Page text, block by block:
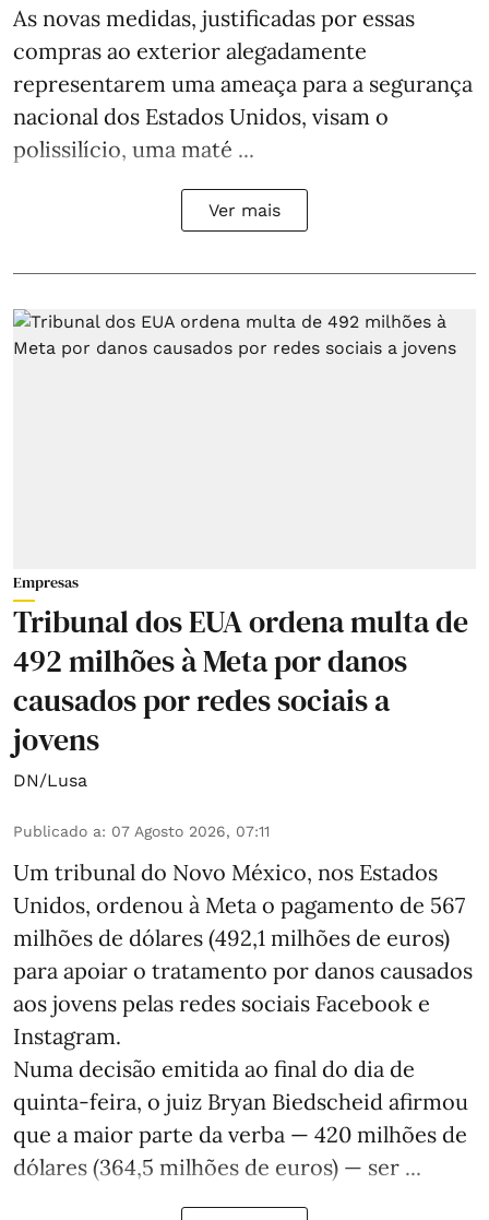
As novas medidas, justificadas por essas
compras ao exterior alegadamente
representarem uma ameaça para a segurança
nacional dos Estados Unidos, visam o
polissilício, uma maté ...
Ver mais
Empresas
Tribunal dos EUA ordena multa de
492 milhões à Meta por danos
causados por redes sociais a
jovens
DN/Lusa
Publicado a: 07 Agosto 2026, 07:11
Um tribunal do Novo México, nos Estados
Unidos, ordenou à Meta o pagamento de 567
milhões de dólares (492,1 milhões de euros)
para apoiar o tratamento por danos causados
aos jovens pelas redes sociais Facebook e
Instagram.
Numa decisão emitida ao final do dia de
quinta-feira, o juiz Bryan Biedscheid afirmou
que a maior parte da verba — 420 milhões de
dólares (364,5 milhões de euros) — ser ...